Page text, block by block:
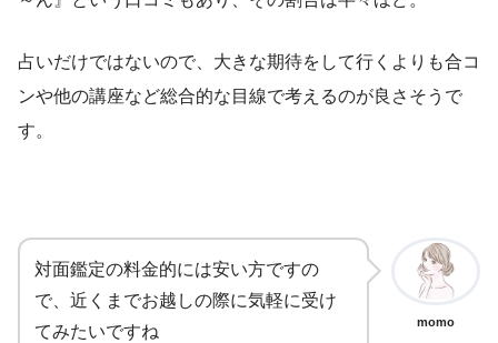
占いだけではないので、大きな期待をして行くよりも合コ
ンや他の講座など総合的な目線で考えるのが良さそうで
す。
対面鑑定の料金的には安い方ですの
で、近くまでお越しの際に気軽に受け
てみたいですね
momo